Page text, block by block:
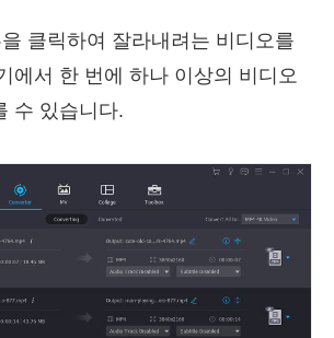
클릭하여 잘라내려는 비디오를
에서 한 번에 하나 이상의 비디오
수 있습니다.